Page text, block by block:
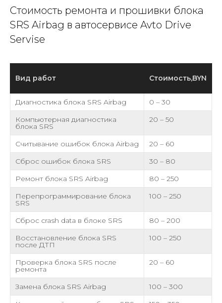
Стоимость ремонта и прошивки блока
SRS Airbag в автосервисе Avto Drive
Servise
Вид работ Стоимость,BYN
Диагностика блока SRS Airbag
0 – 30
Компьютерная диагностика
блока SRS
20 – 50
Считывание ошибок блока Airbag
20 – 60
Сброс ошибок блока SRS
30 – 80
Ремонт блока SRS Airbag
80 – 250
Перепрограммирование блока
SRS
100 – 250
Сброс crash data в блоке SRS
80 – 200
Восстановление блока SRS
после ДТП
100 – 250
Проверка блока SRS после
ремонта
20 – 60
Замена блока SRS Airbag
100 – 300